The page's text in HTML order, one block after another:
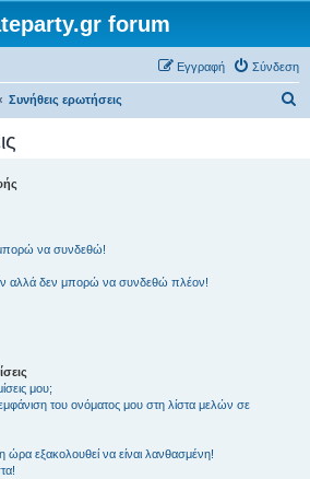
forum
Σύνδεση
Εγγραφή
Συνήθεις ερωτήσεις
να συνδεθώ!
αλλά δεν μπορώ να συνδεθώ πλέον!
μου;
του ονόματος μου στη λίστα μελών σε
εξακολουθεί να είναι λανθασμένη!